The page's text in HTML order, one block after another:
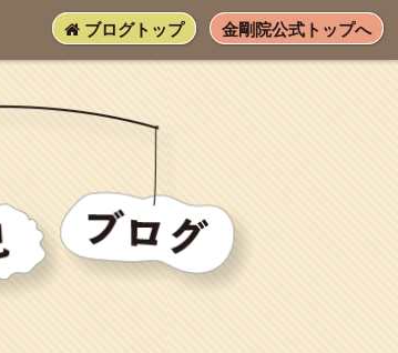
ブログトップ 金剛院公式トップへ